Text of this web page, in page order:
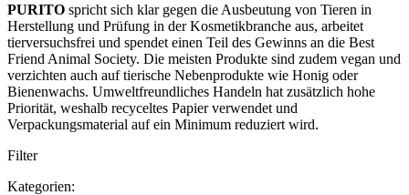
PURITO spricht sich klar gegen die Ausbeutung von Tieren in
Herstellung und Prüfung in der Kosmetikbranche aus, arbeitet
tierversuchsfrei und spendet einen Teil des Gewinns an die Best
Friend Animal Society. Die meisten Produkte sind zudem vegan und
verzichten auch auf tierische Nebenprodukte wie Honig oder
Bienenwachs. Umweltfreundliches Handeln hat zusätzlich hohe
Priorität, weshalb recyceltes Papier verwendet und
Verpackungsmaterial auf ein Minimum reduziert wird.
Filter
Kategorien: